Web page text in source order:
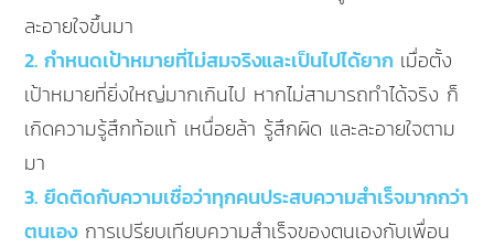
ละอายใจขึ้นมา
2. กำหนดเป้าหมายที่ไม่สมจริงและเป็นไปได้ยาก เมื่อตั้ง
เป้าหมายที่ยิ่งใหญ่มากเกินไป หากไม่สามารถทำได้จริง ก็
เกิดความรู้สึกท้อแท้ เหนื่อยล้า รู้สึกผิด และละอายใจตาม
มา
3. ยึดติดกับความเชื่อว่าทุกคนประสบความสำเร็จมากกว่า
ตนเองการเปรียบเทียบความสำเร็จของตนเองกับเพื่อน